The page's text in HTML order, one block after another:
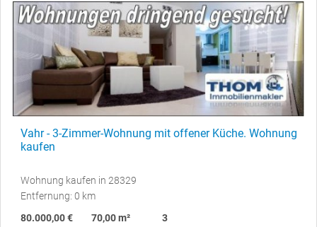
Vahr - 3-Zimmer-Wohnung mit offener Küche. Wohnung
kaufen
Wohnung kaufen in 28329
Entfernung: 0 km
80.000,00 €
70,00 m²
3